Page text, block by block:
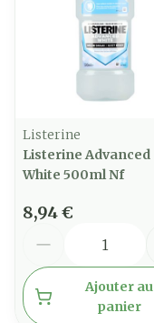
Listerine
Listerine Advanced
White 500ml Nf
8,94 €
Ajouter au
panier